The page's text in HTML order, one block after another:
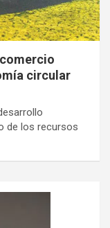
circular
de los recursos